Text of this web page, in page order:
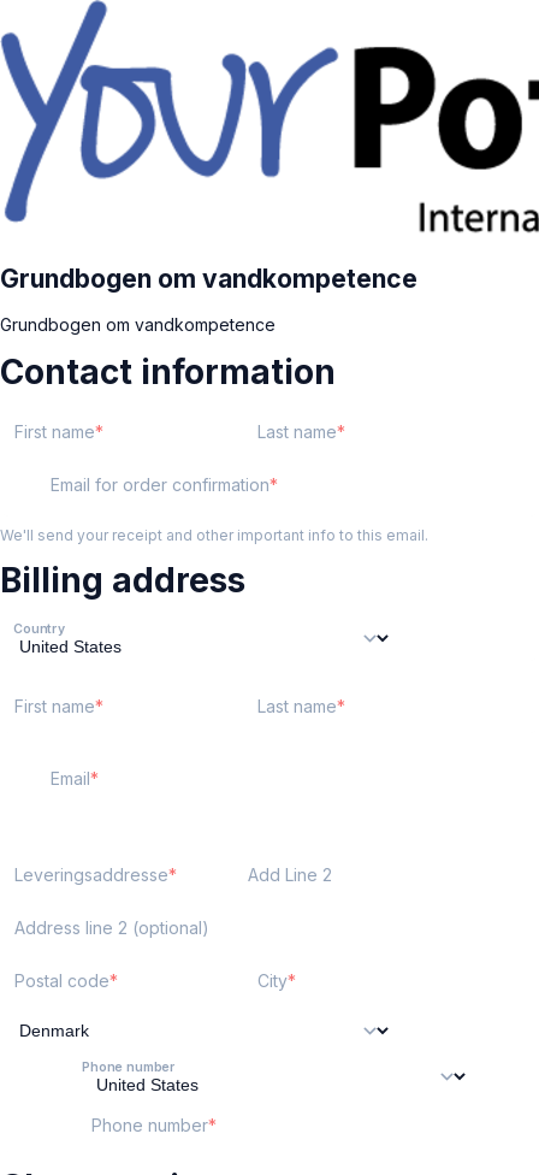
Grundbogen om vandkompetence
Grundbogen om vandkompetence
Contact information
First name Last name
Email for order confirmation
We'll send your receipt and other important info to this email.
Billing address
Country
First name Last name
Email
Leveringsaddresse Add Line 2
Address line 2 (optional)
Postal code City
Phone number
Phone number